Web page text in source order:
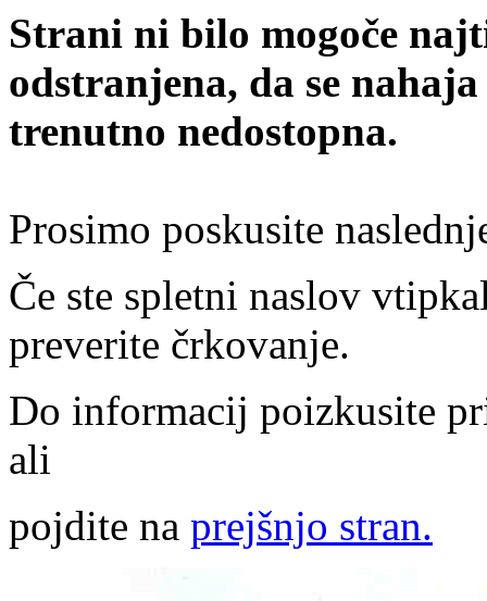
Strani ni bilo mogoče
odstranjena, da se
trenutno nedostopna.
Prosimo poskusite
Če ste spletni naslov
preverite črkovanje.
Do informacij poizkusite
ali
pojdite na prejšnjo stran.